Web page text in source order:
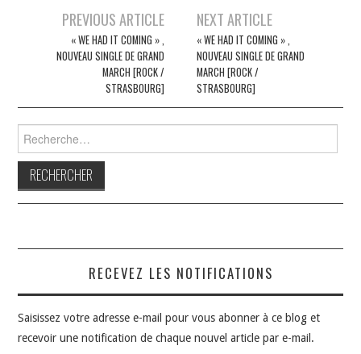
Navigation
articles
PREVIOUS ARTICLE
« WE HAD IT COMING » ,
NOUVEAU SINGLE DE GRAND
MARCH [ROCK /
STRASBOURG]
NEXT ARTICLE
« WE HAD IT COMING » ,
NOUVEAU SINGLE DE GRAND
MARCH [ROCK /
STRASBOURG]
RECEVEZ LES NOTIFICATIONS
Saisissez votre adresse e-mail pour vous abonner à ce blog et
recevoir une notification de chaque nouvel article par e-mail.